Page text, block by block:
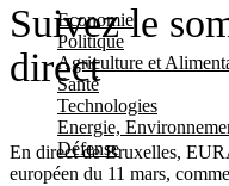
Economie
Politique
Agriculture et
Santé
Technologies
Energie,
Défense
Suivez le
direct
En direct de Bruxelles,
européen du 11 mars,